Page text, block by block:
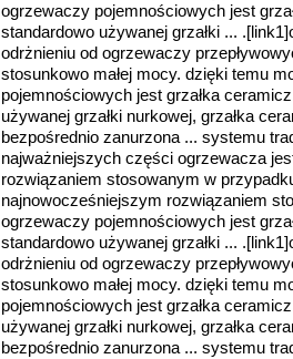
ogrzewaczy pojemnościowych jest
standardowo używanej grzałki ...
odrżnieniu od ogrzewaczy
stosunkowo małej mocy. dzięki temu
pojemnościowych jest grzałka
używanej grzałki nurkowej, grzałka
bezpośrednio zanurzona ... systemu
najważniejszych części ogrzewacza
rozwiązaniem stosowanym w
najnowocześniejszym rozwiązaniem
ogrzewaczy pojemnościowych jest
standardowo używanej grzałki ...
odrżnieniu od ogrzewaczy
stosunkowo małej mocy. dzięki temu
pojemnościowych jest grzałka
używanej grzałki nurkowej, grzałka
bezpośrednio zanurzona ... systemu